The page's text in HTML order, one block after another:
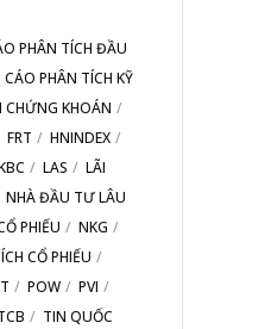
PHÂN TÍCH ĐẦU
PHÂN TÍCH KỸ
CHỨNG KHOÁN
FRT
HNINDEX
LAS
LÃI
NHÀ ĐẦU TƯ LÂU
PHIẾU
NKG
CỔ PHIẾU
POW
PVI
TIN QUỐC